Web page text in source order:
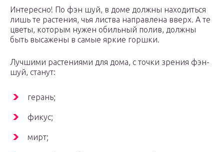
Интересно! По фэн шуй, в доме должны находиться
лишь те растения, чья листва направлена вверх. А те
цветы, которым нужен обильный полив, должны
быть высажены в самые яркие горшки.
Лучшими растениями для дома, с точки зрения фэн-
шуй, станут:
герань;
фикус;
мирт;